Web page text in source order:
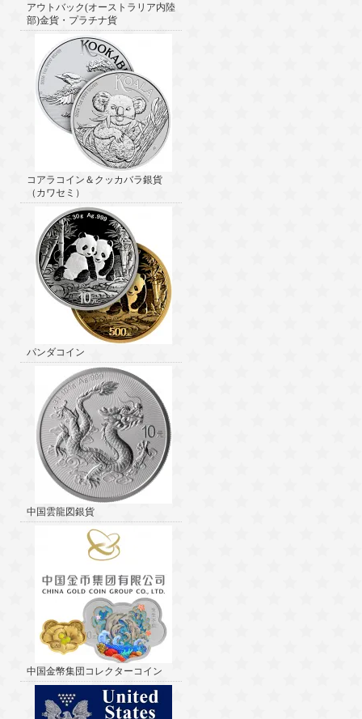
アウトバック(オーストラリア内陸
部)金貨・プラチナ貨
コアラコイン＆クッカバラ銀貨
（カワセミ）
パンダコイン
中国雲龍図銀貨
中国金幣集団コレクターコイン